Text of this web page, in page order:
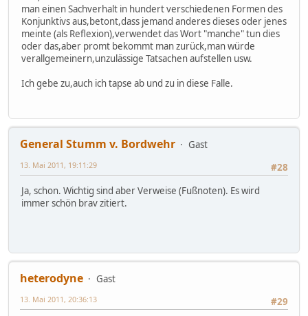
man einen Sachverhalt in hundert verschiedenen Formen des
Konjunktivs aus,betont,dass jemand anderes dieses oder jenes
meinte (als Reflexion),verwendet das Wort "manche" tun dies
oder das,aber promt bekommt man zurück,man würde
verallgemeinern,unzulässige Tatsachen aufstellen usw.
Ich gebe zu,auch ich tapse ab und zu in diese Falle.
General Stumm v. Bordwehr
Gast
#28
13. Mai 2011, 19:11:29
Ja, schon. Wichtig sind aber Verweise (Fußnoten). Es wird
immer schön brav zitiert.
heterodyne
Gast
#29
13. Mai 2011, 20:36:13